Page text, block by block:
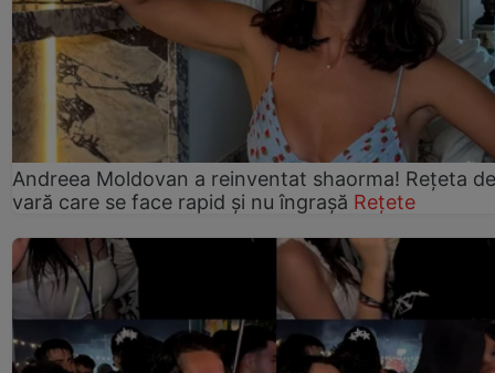
Andreea Moldovan a reinventat shaorma! Rețeta de
vară care se face rapid și nu îngrașă Rețete